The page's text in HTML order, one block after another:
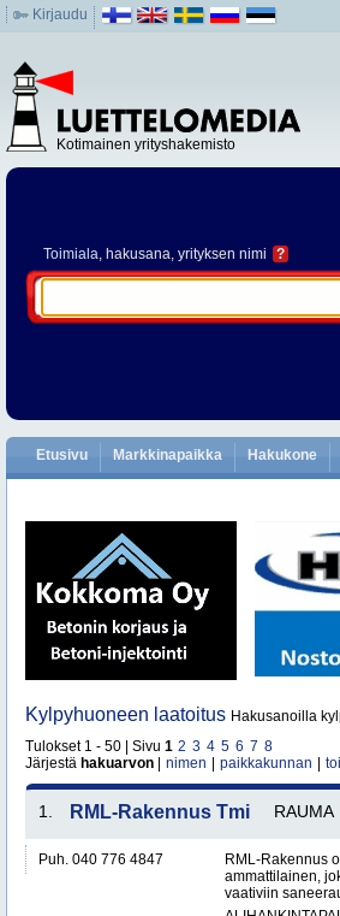
Kirjaudu
Kotimainen yrityshakemisto
Toimiala, hakusana, yrityksen nimi ?
Etusivu Markkinapaikka Hakukone
Kylpyhuoneen laatoitus Hakusanoilla
Tulokset 1 - 50 | Sivu 1 2 3 4 5 6 7 8
Järjestä hakuarvon nimen paikkakunnan
1. RML-Rakennus Tmi RAUMA
Puh. 040 776 4847
RML-Rakennus
ammattilainen,
vaativiin